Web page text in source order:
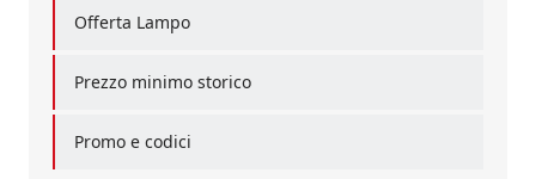
Offerta Lampo
Prezzo minimo storico
Promo e codici